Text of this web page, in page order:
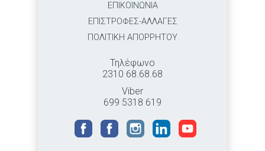
ΕΠΙΚΟΙΝΩΝΙΑ
ΕΠΙΣΤΡΟΦΕΣ-ΑΛΛΑΓΕΣ
ΠΟΛΙΤΙΚΗ ΑΠΟΡΡΗΤΟΥ
Τηλέφωνο
2310 68.68.68
Viber
699 5318 619